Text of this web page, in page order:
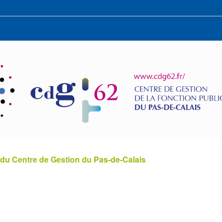
Centre de Gestion du Pas-de-Calais